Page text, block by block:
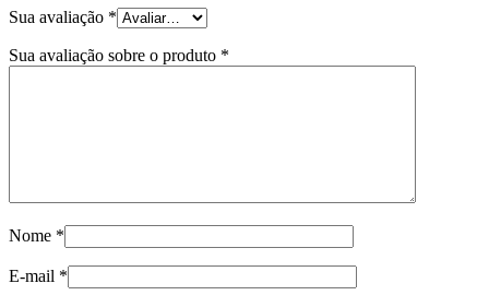
Sua avaliação *
Sua avaliação sobre o produto *
Nome *
E-mail *